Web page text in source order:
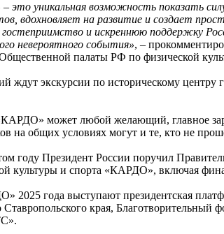
это уникальная возможность показать
вдохновляет на развитие и создает
гостеприимство и искреннюю поддержку
невероятного события», –
палаты РФ по физической
ждут экскурсии по историческому
может любой желающий, главное
на общих условиях могут и те, кто не
году Президент России поручил
культуры и спорта «КАРДО», включая
2025 года выступают президентская
Ставропольского края,